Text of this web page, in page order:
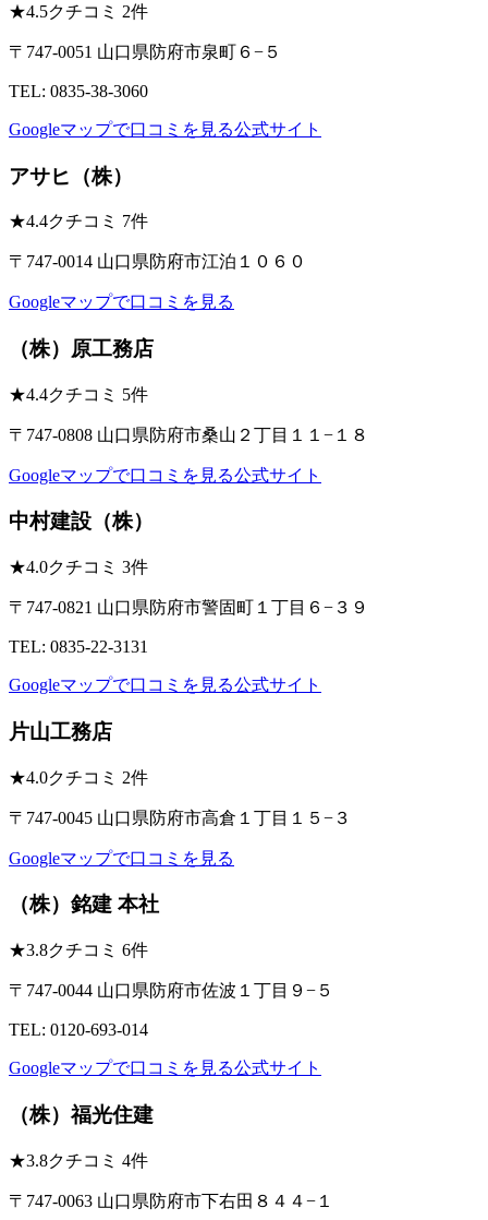
★4.5クチコミ 2件
〒747-0051 山口県防府市泉町６−５
TEL: 0835-38-3060
Googleマップで口コミを見る公式サイト
アサヒ（株）
★4.4クチコミ 7件
〒747-0014 山口県防府市江泊１０６０
Googleマップで口コミを見る
（株）原工務店
★4.4クチコミ 5件
〒747-0808 山口県防府市桑山２丁目１１−１８
Googleマップで口コミを見る公式サイト
中村建設（株）
★4.0クチコミ 3件
〒747-0821 山口県防府市警固町１丁目６−３９
TEL: 0835-22-3131
Googleマップで口コミを見る公式サイト
片山工務店
★4.0クチコミ 2件
〒747-0045 山口県防府市高倉１丁目１５−３
Googleマップで口コミを見る
（株）銘建 本社
★3.8クチコミ 6件
〒747-0044 山口県防府市佐波１丁目９−５
TEL: 0120-693-014
Googleマップで口コミを見る公式サイト
（株）福光住建
★3.8クチコミ 4件
〒747-0063 山口県防府市下右田８４４−１